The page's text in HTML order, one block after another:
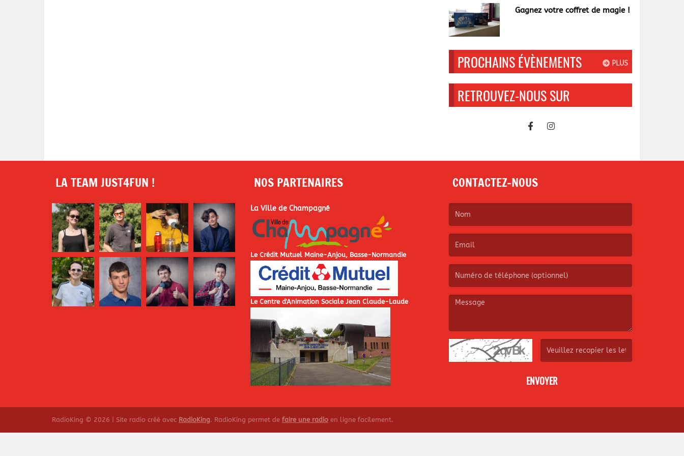
Gagnez votre coffret de magie !
PLUS
PROCHAINS ÉVÈNEMENTS
RETROUVEZ-NOUS SUR
LA TEAM JUST4FUN ! NOS PARTENAIRES
La Ville de Champagné
Le Crédit Mutuel Maine-Anjou, Basse-Normandie
Le Centre d'Animation Sociale Jean Claude-Laude
CONTACTEZ-NOUS
ENVOYER
RadioKing © 2026 | Site radio créé avec RadioKing. RadioKing permet de faire une radio en ligne facilement.